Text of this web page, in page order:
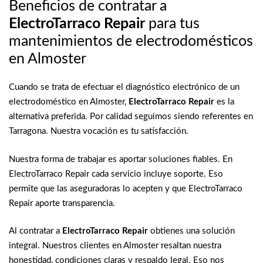
Beneficios de contratar a
ElectroTarraco Repairpara tus
mantenimientos de electrodomésticos
en Almoster
Cuando se trata de efectuar el diagnóstico electrónico de un
electrodoméstico en Almoster, ElectroTarraco Repair es la
alternativa preferida. Por calidad seguimos siendo referentes en
Tarragona. Nuestra vocación es tu satisfacción.
Nuestra forma de trabajar es aportar soluciones fiables. En
ElectroTarraco Repair cada servicio incluye soporte. Eso
permite que las aseguradoras lo acepten y que ElectroTarraco
Repair aporte transparencia.
Al contratar a ElectroTarraco Repair obtienes una solución
integral. Nuestros clientes en Almoster resaltan nuestra
honestidad, condiciones claras y respaldo legal. Eso nos